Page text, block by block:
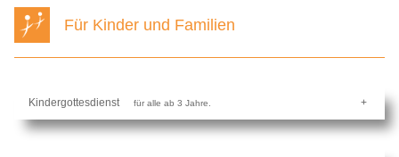
Für Kinder und Familien
Kindergottesdienst für alle ab 3 Jahre.